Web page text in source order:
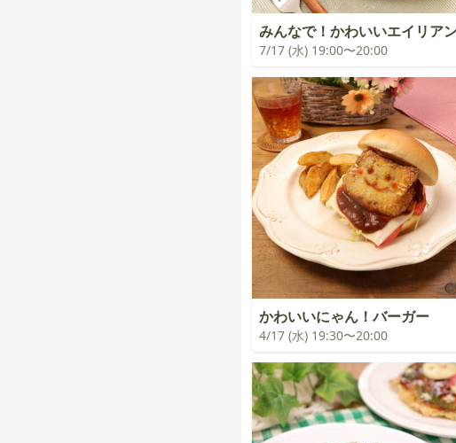
みんなで！かわいいエイリア
7/17 (水) 19:00〜20:00
かわいいにゃん！バーガー
4/17 (水) 19:30〜20:00